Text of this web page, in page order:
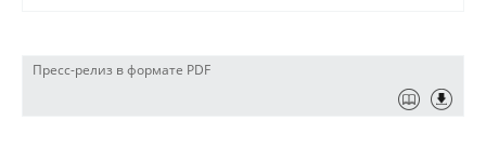
Пресс-релиз в формате PDF